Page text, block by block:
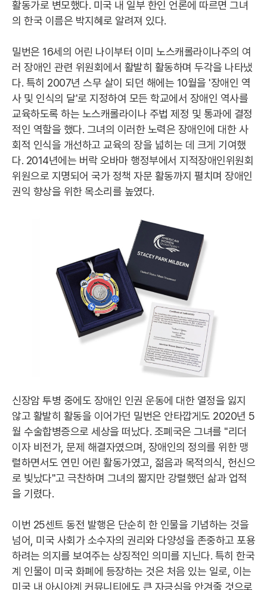
활동가로 변모했다. 미국 내 일부 한인 언론에 따르면 그녀
의 한국 이름은 박지혜로 알려져 있다.
밀번은 16세의 어린 나이부터 이미 노스캐롤라이나주의 여
러 장애인 관련 위원회에서 활발히 활동하며 두각을 나타냈
다. 특히 2007년 스무 살이 되던 해에는 10월을 '장애인 역
사 및 인식의 달'로 지정하여 모든 학교에서 장애인 역사를
교육하도록 하는 노스캐롤라이나 주법 제정 및 통과에 결정
적인 역할을 했다. 그녀의 이러한 노력은 장애인에 대한 사
회적 인식을 개선하고 교육의 장을 넓히는 데 크게 기여했
다. 2014년에는 버락 오바마 행정부에서 지적장애인위원회
위원으로 지명되어 국가 정책 자문 활동까지 펼치며 장애인
권익 향상을 위한 목소리를 높였다.
신장암 투병 중에도 장애인 인권 운동에 대한 열정을 잃지
않고 활발히 활동을 이어가던 밀번은 안타깝게도 2020년 5
월 수술합병증으로 세상을 떠났다. 조폐국은 그녀를 "리더
이자 비전가, 문제 해결자였으며, 장애인의 정의를 위한 맹
렬하면서도 연민 어린 활동가였고, 젊음과 목적의식, 헌신으
로 빛났다"고 극찬하며 그녀의 짧지만 강렬했던 삶과 업적
을 기렸다.
이번 25센트 동전 발행은 단순히 한 인물을 기념하는 것을
넘어, 미국 사회가 소수자의 권리와 다양성을 존중하고 포용
하려는 의지를 보여주는 상징적인 의미를 지닌다. 특히 한국
계 인물이 미국 화폐에 등장하는 것은 처음 있는 일로, 이는
미국 내 아시아계 커뮤니티에도 큰 자긍심을 안겨줄 것으로